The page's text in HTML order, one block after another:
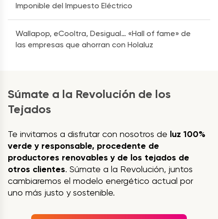
Imponible del Impuesto Eléctrico
Wallapop, eCooltra, Desigual… «Hall of fame» de
las empresas que ahorran con Holaluz
Súmate a la Revolución de los
Tejados
Te invitamos a disfrutar con nosotros de luz 100%
verde y responsable, procedente de
productores renovables y de los tejados de
otros clientes. Súmate a la Revolución, juntos
cambiaremos el modelo energético actual por
uno más justo y sostenible.